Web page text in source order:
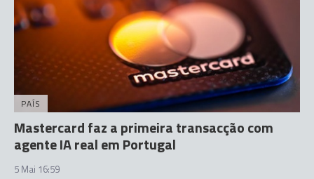
PAÍS
Mastercard faz a primeira transacção com
agente IA real em Portugal
5 Mai 16:59